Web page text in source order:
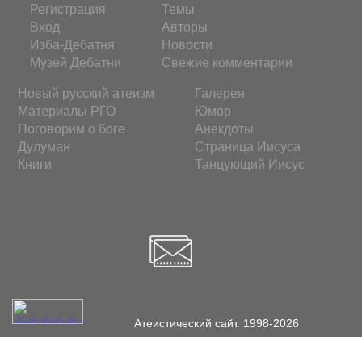
Регистрация
Вход
Изба-Дебатня
Музей Дебатни
Темы
Авторы
Новости
Свежие комментарии
Новый русский атеизм
Материалы РГО
Поговорим о боге
Дулуман
Книги
Галерея
Юмор
Анекдоты
Страница Иисуса
Танцующий Иисус
Атеистический сайт. 1998-2026